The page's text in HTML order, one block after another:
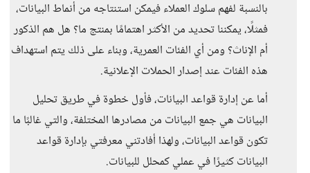
بالنسبة لفهم سلوك العملاء فيمكن استنتاجه من أنماط البيانات،
فمثلًا، يمكننا تحديد من الأكثر اهتمامًا بمنتج ما؟ هل هم الذكور
أم الإناث؟ ومن أي الفئات العمرية، وبناء على ذلك يتم استهداف
هذه الفئات عند إصدار الحملات الإعلانية.
أما عن إدارة قواعد البيانات، فأول خطوة في طريق تحليل
البيانات هي جمع البيانات من مصادرها المختلفة، والتي غالبًا ما
تكون قواعد البيانات، ولهذا أفادتني معرفتي بإدارة قواعد
البيانات كثيرًا في عملي كمحلل للبيانات.